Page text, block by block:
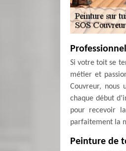
Si votre toit se
métier et
Couvreur, nous
chaque début
pour recevoir
parfaitement la
Peinture de